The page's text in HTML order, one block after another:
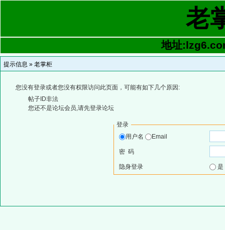
老
地址
提示信息 » 老掌柜
您没有登录或者您没有权限访问此页面，可能有如下几个原因:
帖子ID非法
您还不是论坛会员,请先登录论坛
登录
用户名
Email
密 码
隐身登录